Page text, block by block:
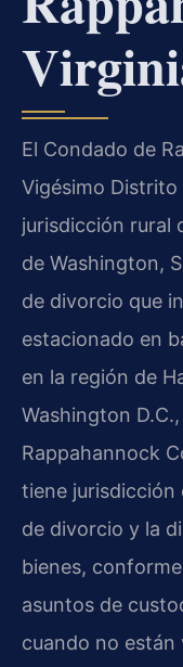
El Condado de
Vigésimo Distrito
jurisdicción rural
de Washington,
de divorcio que
estacionado en
en la región de
Washington
Rappahannock
tiene jurisdicción
de divorcio y la
bienes,
asuntos de
cuando no están